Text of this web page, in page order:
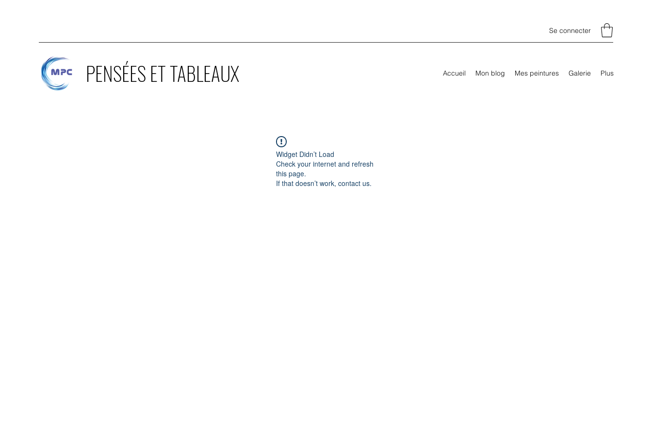
Se connecter
PENSÉES ET TABLEAUX Accueil Mon blog Mes peintures Galerie Plus
Widget Didn’t Load
Check your internet and refresh
this page.
If that doesn’t work, contact us.